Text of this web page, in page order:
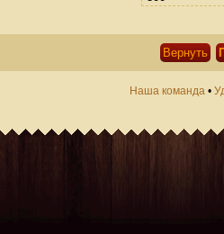
Наша команда •